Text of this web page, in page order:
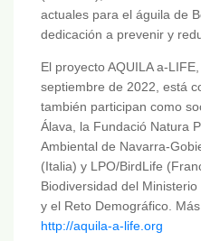
actuales para el águila de
dedicación a prevenir y
El proyecto AQUILA a-
septiembre de 2022, está
también participan como
Álava, la Fundació Natura
Ambiental de Navarra-
(Italia) y LPO/BirdLife
Biodiversidad del
y el Reto Demográfico.
http://aquila-a-life.org